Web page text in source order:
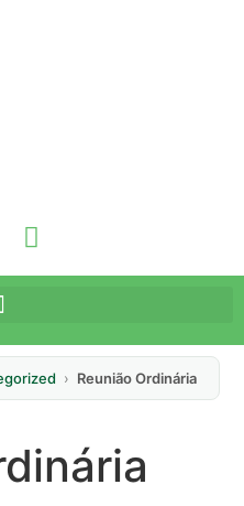
› Reunião Ordinária